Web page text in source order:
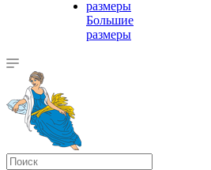
Большие
размеры